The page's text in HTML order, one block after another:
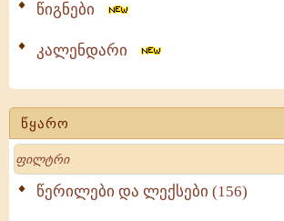
წიგნები
კალენდარი
წყარო
Search
წერილები და ლექსები (156)